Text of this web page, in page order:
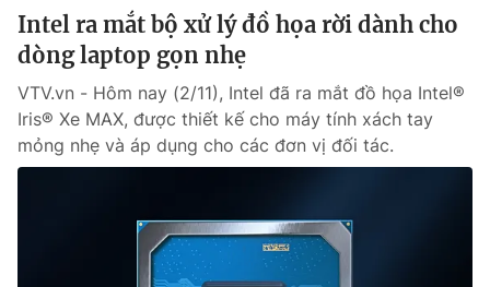
Intel ra mắt bộ xử lý đồ họa rời dành cho
dòng laptop gọn nhẹ
VTV.vn - Hôm nay (2/11), Intel đã ra mắt đồ họa Intel®
Iris® Xe MAX, được thiết kế cho máy tính xách tay
mỏng nhẹ và áp dụng cho các đơn vị đối tác.